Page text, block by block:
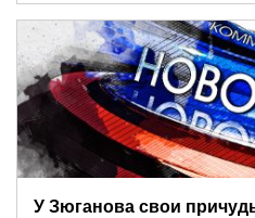
У Зюганова свои